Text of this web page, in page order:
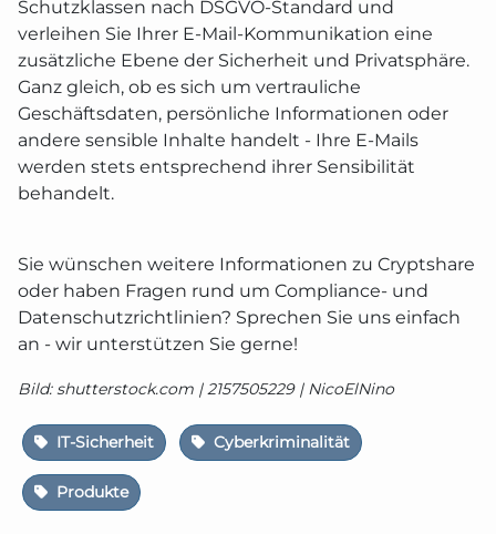
Schutzklassen nach DSGVO-Standard und
verleihen Sie Ihrer E-Mail-Kommunikation eine
zusätzliche Ebene der Sicherheit und Privatsphäre.
Ganz gleich, ob es sich um vertrauliche
Geschäftsdaten, persönliche Informationen oder
andere sensible Inhalte handelt - Ihre E-Mails
werden stets entsprechend ihrer Sensibilität
behandelt.
Sie wünschen weitere Informationen zu Cryptshare
oder haben Fragen rund um Compliance- und
Datenschutzrichtlinien? Sprechen Sie uns einfach
an - wir unterstützen Sie gerne!
Bild: shutterstock.com | 2157505229 | NicoElNino
IT-Sicherheit Cyberkriminalität
Produkte